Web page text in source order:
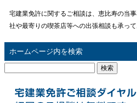
宅建業免許に関するご相談は、恵比寿の当
社や最寄りの喫茶店等への出張相談も承って
ホームページ内を検索